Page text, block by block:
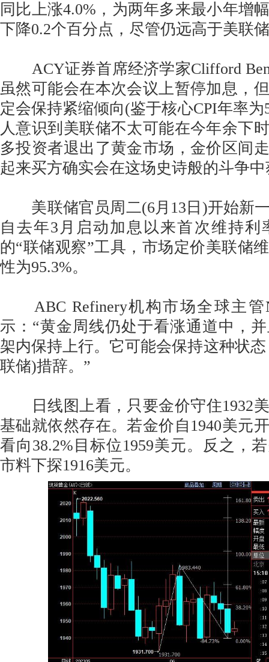
同比上涨4.0%，为两年多来最小年增
下降0.2个百分点，尽管仍远高于美联
ACY证券首席经济学家Clifford
虽然可能会在本次会议上暂停加息，
定会保持紧缩倾向(鉴于核心CPI年率
人意识到美联储不太可能在今年余下
多投资者退出了黄金市场，金价区间
起来买方确实会在这场史诗般的斗争中
美联储官员周二(6月13日)开始新
自去年3月启动加息以来首次维持利
的“联储观察”工具，市场定价美联储
性为95.3%。
ABC Refinery机构市场全球主管
示：“黄金周线仍处于看涨通道中，
架内保持上行。它可能会保持这种状
联储)措辞。”
日线图上看，只要金价守住1932
基础就依然存在。若金价自1940美元
看向38.2%目标位1959美元。反之，
市料下探1916美元。